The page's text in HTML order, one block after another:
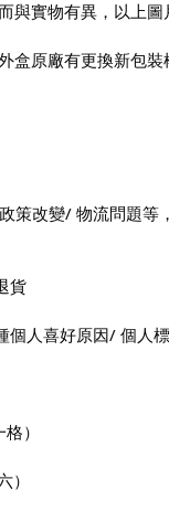
實物有異，以上圖
原廠有更換新包裝
策改變/ 物流問題
貨
個人喜好原因/ 個人
）